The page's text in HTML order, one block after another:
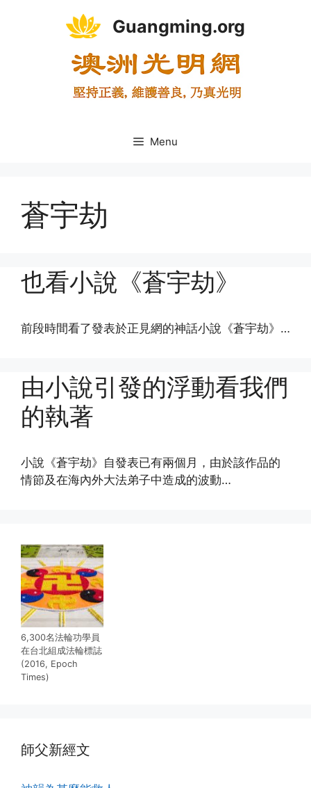
Guangming.org
Menu
蒼宇劫
也看小說《蒼宇劫》
前段時間看了發表於正見網的神話小說《蒼宇劫》…
由小說引發的浮動看我們
的執著
小說《蒼宇劫》自發表已有兩個月，由於該作品的
情節及在海內外大法弟子中造成的波動…
6,300名法輪功學員
在台北組成法輪標誌
(2016, Epoch
Times)
師父新經文